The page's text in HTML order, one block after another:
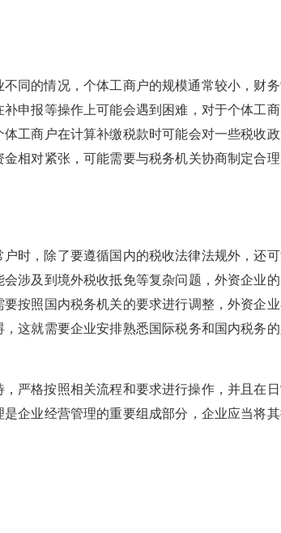
同的情况，个体工商户的规模通常较小，财务
申报等操作上可能会遇到困难，对于个体工
工商户在计算补缴税款时可能会对一些税收
相对紧张，可能需要与税务机关协商制定合
时，除了要遵循国内的税收法律法规外，还
涉及到境外税收抵免等复杂问题，外资企业
按照国内税务机关的要求进行调整，外资企
这就需要企业安排熟悉国际税务和国内税务的
严格按照相关流程和要求进行操作，并且在日
企业经营管理的重要组成部分，企业应当将